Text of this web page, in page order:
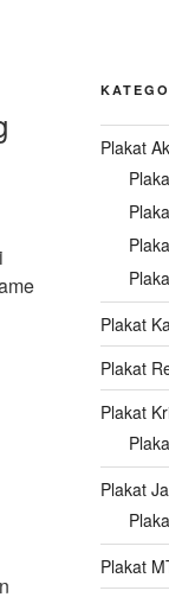
Plakat
Plakat
Plakat
Plakat
Plakat
Plakat